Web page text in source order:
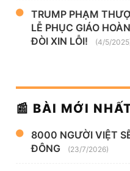
TRUMP PHẠM
LỄ PHỤC GIÁO
ĐÒI XIN LỖI!
(4/5/
📰 BÀI MỚI
8000 NGƯỜI VIỆT
ĐÔNG
(23/7/2026)